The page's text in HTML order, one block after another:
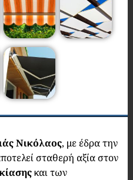
Νικόλαος, με έδρα την
σταθερή αξία στον
και των